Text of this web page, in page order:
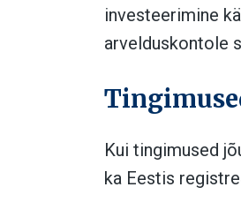
investeerimine
arvelduskontole
Kui tingimused
ka Eestis